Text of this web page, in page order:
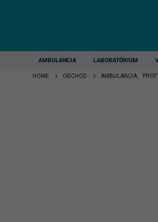
AMBULANCIA LABORATÓRIUM
HOME OBCHOD AMBULANCIA,